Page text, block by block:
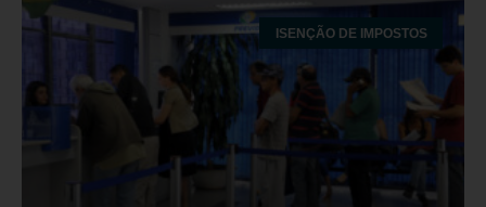
ISENÇÃO DE IMPOSTOS